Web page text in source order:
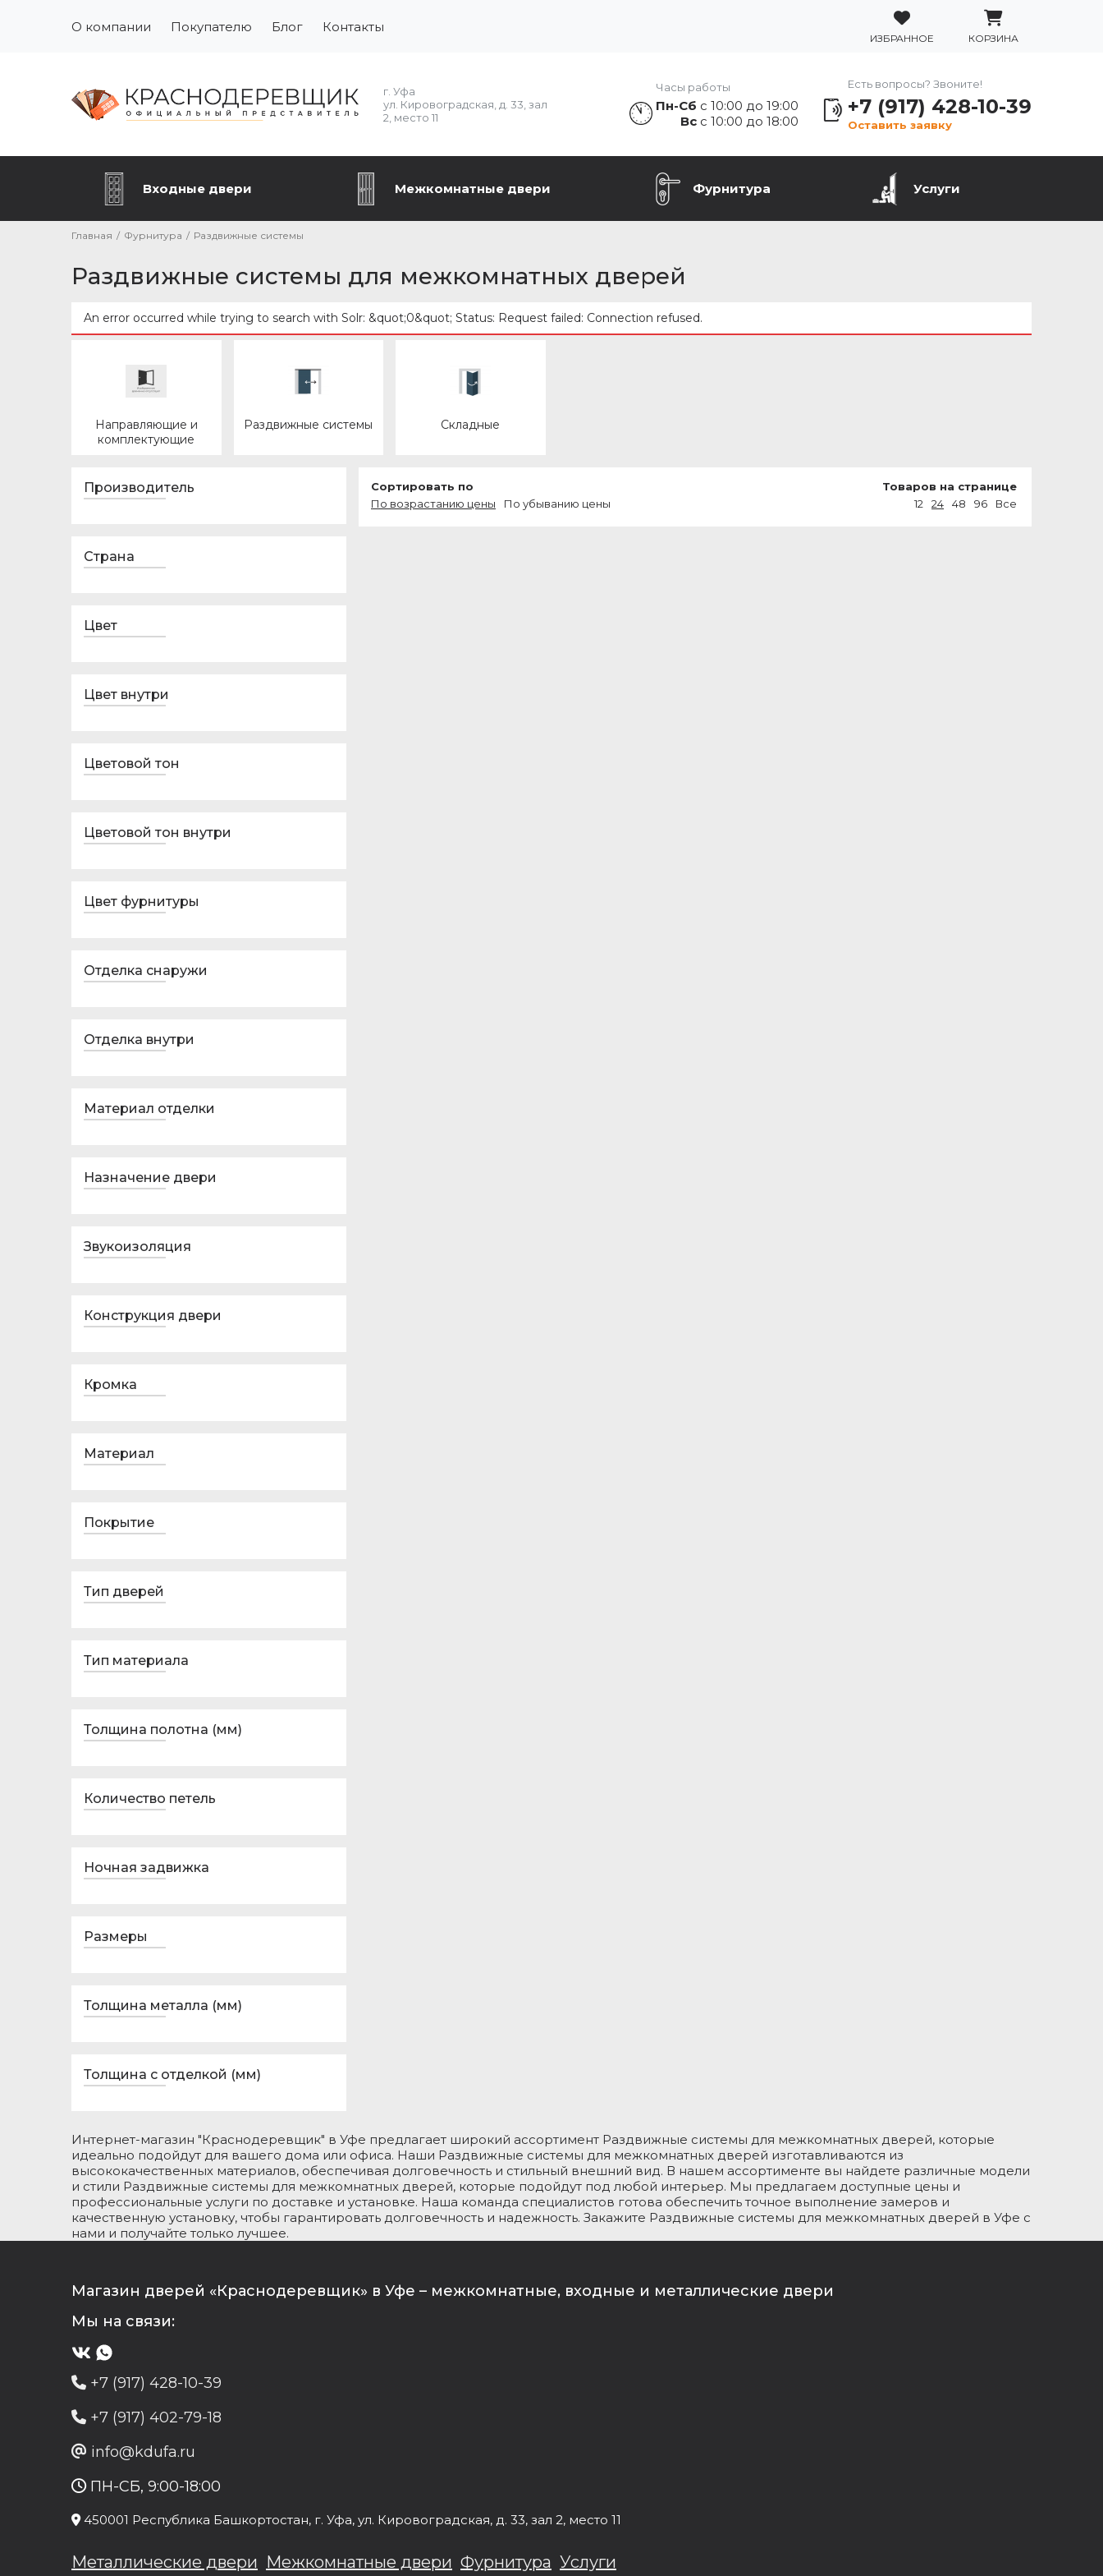
О компании Покупателю Блог Контакты
ИЗБРАННОЕ КОРЗИНА
г. Уфа
ул. Кировоградская, д. 33, зал
2, место 11
Часы работы
Пн-Сб с 10:00 до 19:00
Вс с 10:00 до 18:00
Есть вопросы? Звоните!
+7 (917) 428-10-39
Оставить заявку
Входные двери Межкомнатные двери Фурнитура Услуги
Главная / Фурнитура / Раздвижные системы
Раздвижные системы для межкомнатных дверей
Сообщение об ошибке
An error occurred while trying to search with Solr: &quot;0&quot; Status: Request failed: Connection refused.
Направляющие и
комплектующие
Раздвижные системы Складные
Производитель
Страна
Цвет
Цвет внутри
Цветовой тон
Цветовой тон внутри
Цвет фурнитуры
Отделка снаружи
Отделка внутри
Материал отделки
Назначение двери
Звукоизоляция
Конструкция двери
Кромка
Материал
Покрытие
Тип дверей
Тип материала
Толщина полотна (мм)
Количество петель
Ночная задвижка
Размеры
Толщина металла (мм)
Толщина с отделкой (мм)
Сортировать по
По возрастанию цены
По убыванию цены
Товаров на странице
12
24 48 96 Все
Интернет-магазин "Краснодеревщик" в Уфе предлагает широкий ассортимент Раздвижные системы для межкомнатных дверей, которые
идеально подойдут для вашего дома или офиса. Наши Раздвижные системы для межкомнатных дверей изготавливаются из
высококачественных материалов, обеспечивая долговечность и стильный внешний вид. В нашем ассортименте вы найдете различные модели
и стили Раздвижные системы для межкомнатных дверей, которые подойдут под любой интерьер. Мы предлагаем доступные цены и
профессиональные услуги по доставке и установке. Наша команда специалистов готова обеспечить точное выполнение замеров и
качественную установку, чтобы гарантировать долговечность и надежность. Закажите Раздвижные системы для межкомнатных дверей в Уфе с
нами и получайте только лучшее.
Магазин дверей «Краснодеревщик» в Уфе – межкомнатные, входные и металлические двери
Мы на связи:
+7 (917) 428-10-39
+7 (917) 402-79-18
info@kdufa.ru
ПН-СБ, 9:00-18:00
450001 Республика Башкортостан, г. Уфа, ул. Кировоградская, д. 33, зал 2, место 11
Металлические двери Межкомнатные двери Фурнитура Услуги